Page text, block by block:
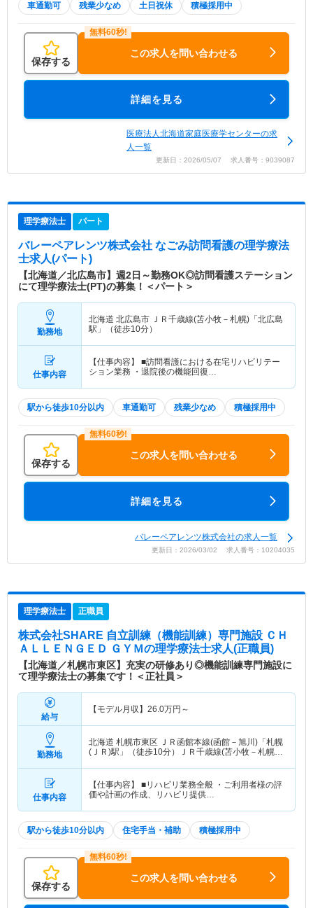
車通勤可 残業少なめ 土日祝休 積極採用中
保存する
この求人を問い合わせる
詳細を見る
医療法人北海道家庭医療学センターの求
人一覧
更新日：2026/05/07 求人番号：9039087
理学療法士 パート
バレーペアレンツ株式会社 なごみ訪問看護の理学療法
士求人(パート)
【北海道／北広島市】週2日～勤務OK◎訪問看護ステーション
にて理学療法士(PT)の募集！＜パート＞
勤務地
北海道 北広島市 ＪＲ千歳線(苫小牧－札幌)「北広島
駅」（徒歩10分）
仕事内容
【仕事内容】 ■訪問看護における在宅リハビリテー
ション業務 ・退院後の機能回復…
駅から徒歩10分以内 車通勤可 残業少なめ 積極採用中
保存する
この求人を問い合わせる
詳細を見る
バレーペアレンツ株式会社の求人一覧
更新日：2026/03/02 求人番号：10204035
理学療法士 正職員
株式会社SHARE 自立訓練（機能訓練）専門施設 ＣＨ
ＡＬＬＥＮＧＥＤ ＧＹＭの理学療法士求人(正職員)
【北海道／札幌市東区】充実の研修あり◎機能訓練専門施設に
て理学療法士の募集です！＜正社員＞
給与
【モデル月収】 26.0万円～
勤務地
北海道 札幌市東区 ＪＲ函館本線(函館－旭川)「札幌
(ＪＲ)駅」（徒歩10分）ＪＲ千歳線(苫小牧－札幌)
仕事内容
【仕事内容】 ■リハビリ業務全般 ・ご利用者様の評
価や計画の作成、リハビリ提供…
駅から徒歩10分以内 住宅手当・補助 積極採用中
保存する
この求人を問い合わせる